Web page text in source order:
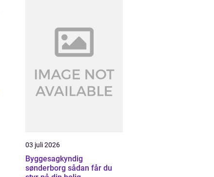
03 juli 2026
Byggesagkyndig
sønderborg sådan får du